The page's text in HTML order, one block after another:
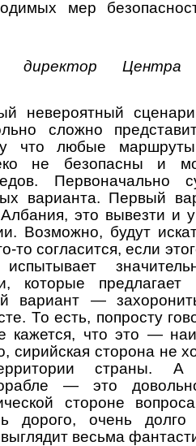
мер
директор Центра
невероятный
сложно
что любые маршруты
не безопасны и
Первоначально
варианта. Первый
это вывезти и
Возможно, будут
то согласится, если
которые
вариант —
То есть, попросту
кажется, что это —
сирийская сторона не
страны. А
— это
стороне
дорого, очень
весьма